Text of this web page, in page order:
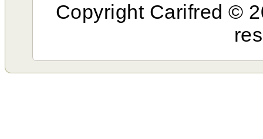
Copyright Carifred ©